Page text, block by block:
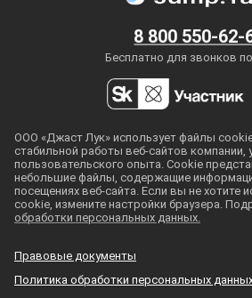
8 800 550-62-
Бесплатно для звонков
ООО «Джаст Лук» использует файлы
стабильной работы веб-сайтов компании,
пользовательского опыта. Cookie
небольшие файлы, содержащие
посещениях веб-сайта . Если вы не хотите
cookie, измените настройки браузера.
обработки персональных данных.
Правовые документы
Политика обработки персональных